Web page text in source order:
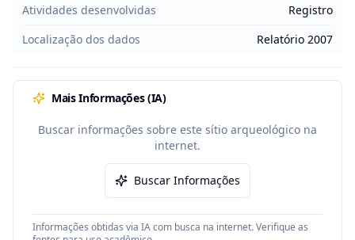
Atividades desenvolvidas
Registro
Localização dos dados
Relatório 2007
Mais Informações (IA)
Buscar informações sobre este sítio arqueológico na
internet.
Buscar Informações
Informações obtidas via IA com busca na internet. Verifique as